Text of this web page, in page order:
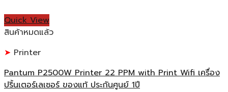
Quick View
สินค้าหมดแล้ว
Printer
Pantum P2500W Printer 22 PPM with Print Wifi เครื่อง
ปริ้นเตอร์เลเซอร์ ของแท้ ประกันศูนย์ 1ปี